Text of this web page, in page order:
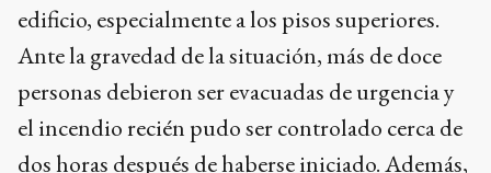
edificio, especialmente a los pisos superiores.
Ante la gravedad de la situación, más de doce
personas debieron ser evacuadas de urgencia y
el incendio recién pudo ser controlado cerca de
dos horas después de haberse iniciado. Además,